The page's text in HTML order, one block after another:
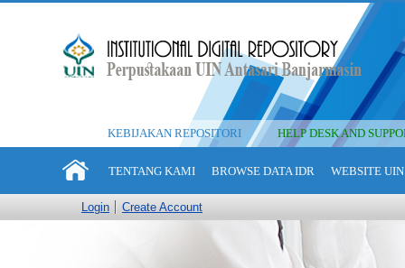
KEBIJAKAN REPOSITORI HELP DESK AND
TENTANG KAMI BROWSE DATA IDR WEBSITE
Login Create Account